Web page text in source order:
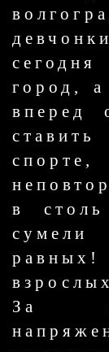
город, а
вперед
в
За